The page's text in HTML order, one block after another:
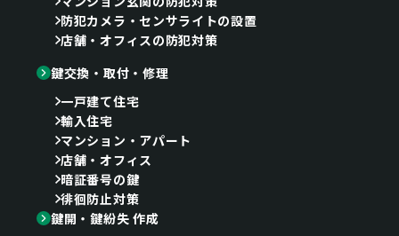
防犯カメラ・センサライトの設置
店舗・オフィスの防犯対策
鍵交換・取付・修理
一戸建て住宅
輸入住宅
マンション・アパート
店舗・オフィス
暗証番号の鍵
徘徊防止対策
鍵開・鍵紛失 作成